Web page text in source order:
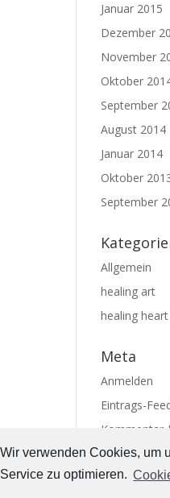
Wir verwenden Cookies, um
Service zu optimieren.
Januar 2015
Dezember
November
Oktober
September
August 2014
Januar 2014
Oktober
September
Allgemein
healing art
healing heart
Meta
Anmelden
Eintrags-
Kommentar-